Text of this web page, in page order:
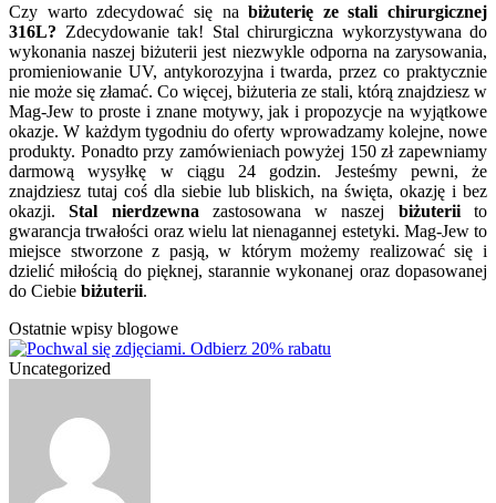
Czy warto zdecydować się nabiżuterię ze stali chirurgicznej
316L? Zdecydowanie tak! Stal chirurgiczna wykorzystywana do
wykonania naszej biżuterii jest niezwykle odporna na zarysowania,
promieniowanie UV, antykorozyjna i twarda, przez co praktycznie
nie może się złamać. Co więcej, biżuteria ze stali, którą znajdziesz w
Mag-Jew to proste i znane motywy, jak i propozycje na wyjątkowe
okazje. W każdym tygodniu do oferty wprowadzamy kolejne, nowe
produkty. Ponadto przy zamówieniach powyżej 150 zł zapewniamy
darmową wysyłkę w ciągu 24 godzin. Jesteśmy pewni, że
znajdziesz tutaj coś dla siebie lub bliskich, na święta, okazję i bez
okazji.Stal nierdzewna zastosowana w naszej biżuteriito
gwarancja trwałości oraz wielu lat nienagannej estetyki. Mag-Jew to
miejsce stworzone z pasją, w którym możemy realizować się i
dzielić miłością do pięknej, starannie wykonanej oraz dopasowanej
do Ciebie biżuterii.
Ostatnie wpisy blogowe
Uncategorized